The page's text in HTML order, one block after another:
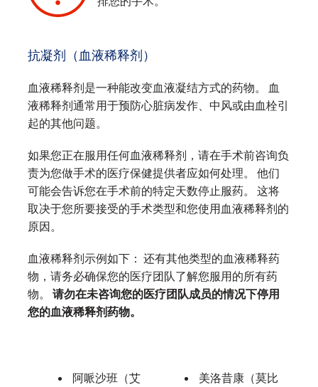
抗凝剂（血液稀释剂）
血液稀释剂是一种能改变血液凝结方式的药物。 血
液稀释剂通常用于预防心脏病发作、中风或由血栓引
起的其他问题。
如果您正在服用任何血液稀释剂，请在手术前咨询负
责为您做手术的医疗保健提供者应如何处理。 他们
可能会告诉您在手术前的特定天数停止服药。 这将
取决于您所要接受的手术类型和您使用血液稀释剂的
原因。
血液稀释剂示例如下： 还有其他类型的血液稀释药
物，请务必确保您的医疗团队了解您服用的所有药
物。 请勿在未咨询您的医疗团队成员的情况下停用
您的血液稀释剂药物。
阿哌沙班（艾
美洛昔康（莫比